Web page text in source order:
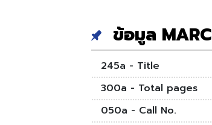
ข้อมูล MARC
245a - Title
300a - Total pages
050a - Call No.